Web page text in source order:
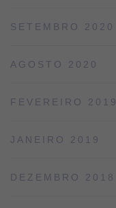
SETEMBRO 2020
AGOSTO 2020
FEVEREIRO 2019
JANEIRO 2019
DEZEMBRO 2018